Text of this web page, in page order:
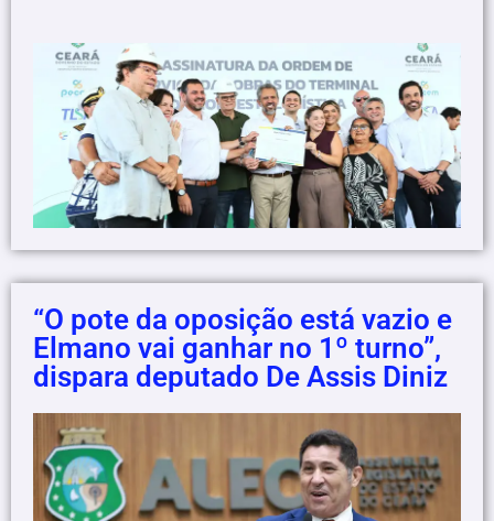
“O pote da oposição está vazio e
Elmano vai ganhar no 1º turno”,
dispara deputado De Assis Diniz